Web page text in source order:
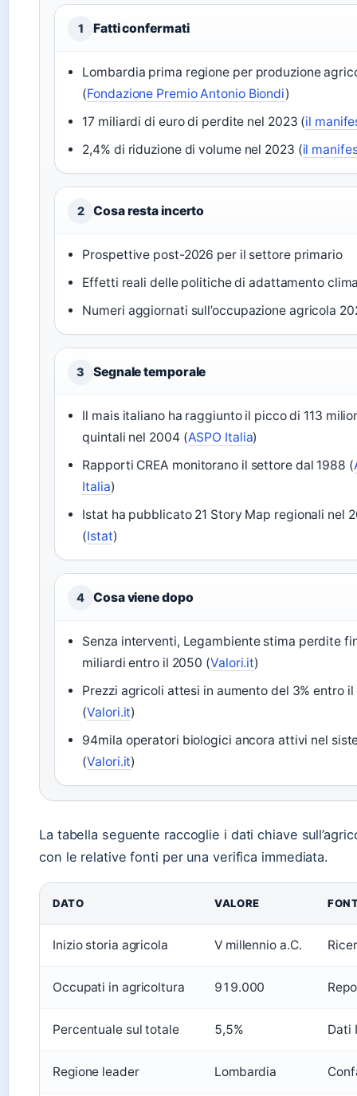
1 Fatti confermati
Lombardia prima regione per produzione
(Fondazione Premio Antonio Biondi)
17 miliardi di euro di perdite nel 2023 (il
2,4% di riduzione di volume nel 2023 (il
2 Cosa resta incerto
Prospettive post-2026 per il settore primario
Effetti reali delle politiche di adattamento
Numeri aggiornati sull’occupazione agricola
3 Segnale temporale
Il mais italiano ha raggiunto il picco di 113
quintali nel 2004 (ASPO Italia)
Rapporti CREA monitorano il settore dal 1988 (
Italia)
Istat ha pubblicato 21 Story Map regionali nel
(Istat)
4 Cosa viene dopo
Senza interventi, Legambiente stima perdite
miliardi entro il 2050 (Valori.it)
Prezzi agricoli attesi in aumento del 3% entro
(Valori.it)
94mila operatori biologici ancora attivi nel
(Valori.it)
La tabella seguente raccoglie i dati chiave
con le relative fonti per una verifica immediata.
DATO VALORE
Inizio storia agricola V millennio a.C.
Occupati in agricoltura 919.000
Percentuale sul totale 5,5% Dati
Regione leader Lombardia